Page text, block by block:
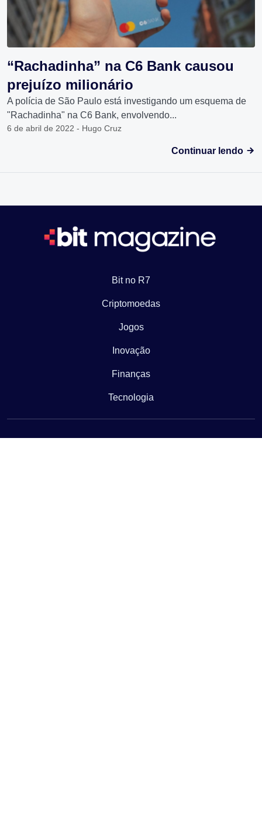
“Rachadinha” na C6 Bank causou
prejuízo milionário
A polícia de São Paulo está investigando um esquema de
"Rachadinha" na C6 Bank, envolvendo...
6 de abril de 2022 - Hugo Cruz
Continuar lendo
Bit no R7
Criptomoedas
Jogos
Inovação
Finanças
Tecnologia